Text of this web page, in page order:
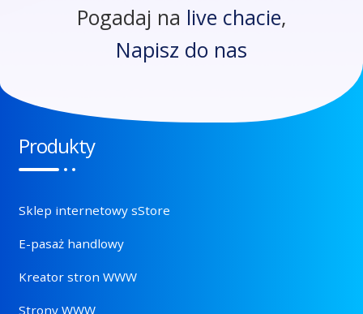
Pogadaj na live chacie,
Napisz do nas
Produkty
Sklep internetowy sStore
E-pasaż handlowy
Kreator stron WWW
Strony WWW